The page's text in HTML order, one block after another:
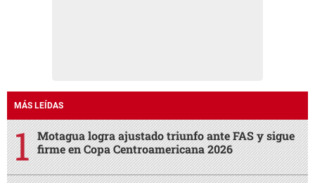
MÁS LEÍDAS
Motagua logra ajustado triunfo ante FAS y sigue
firme en Copa Centroamericana 2026